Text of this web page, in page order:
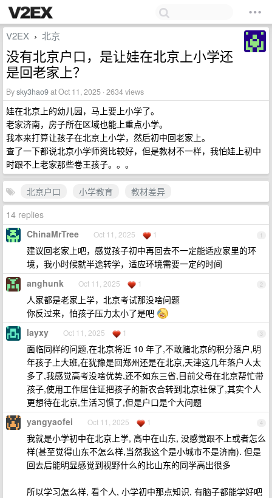
V2EX › 北京
没有北京户口，是让娃在北京上小学还
是回老家上？
Bysky3hao9at Oct 11, 2025 · 2634 views
娃在北京上的幼儿园，马上要上小学了。
老家济南，房子所在区域也能上重点小学。
我本来打算让孩子在北京上小学，然后初中回老家上。
查了一下都说北京小学师资比较好，但是教材不一样，我怕娃上初中
时跟不上老家那些卷王孩子。。。
北京户口 小学教育
教材差异
14 replies
1
ChinaMrTree Oct 11, 2025 1
建议回老家上吧，感觉孩子初中再回去不一定能适应家里的环
境，我小时候就半途转学，适应环境需要一定的时间
2
anghunk Oct 11, 2025 1
人家都是老家上学，北京考试那没啥问题
你反过来，怕孩子压力太小了是吧
3
layxy Oct 11, 2025 1
面临同样的问题,在北京将近 10 年了,不敢赌北京的积分落户,明
年孩子上大班,在犹豫是回郑州还是在北京,天津这几年落户人太
多了,我感觉高考没啥优势,还不如东三省,目前父母在北京帮忙带
孩子,使用工作居住证把孩子的新农合转到北京社保了,其实个人
更想待在北京,生活习惯了,但是户口是个大问题
4
yangyaofei Oct 11, 2025 1
我就是小学初中在北京上学, 高中在山东, 没感觉跟不上或者怎么
样(甚至觉得山东不怎么样,当然我这个是小城市不是济南). 但是
回去后能明显感觉到视野什么的比山东的同学高出很多
所以学习怎么样, 看个人, 小学初中那点知识, 有脑子都能学好吧